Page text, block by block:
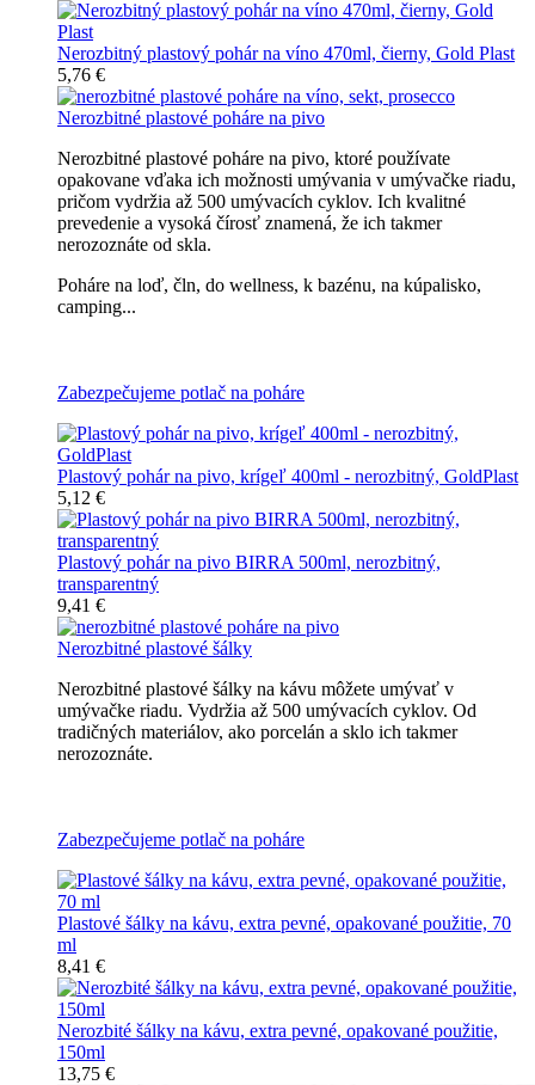
Nerozbitný plastový pohár na víno 470ml, čierny, Gold Plast
5,76 €
Nerozbitné plastové poháre na pivo
Nerozbitné plastové poháre na pivo, ktoré používate
opakovane vďaka ich možnosti umývania v umývačke riadu,
pričom vydržia až 500 umývacích cyklov. Ich kvalitné
prevedenie a vysoká čírosť znamená, že ich takmer
nerozoznáte od skla.
Poháre na loď, čln, do wellness, k bazénu, na kúpalisko,
camping...
Zabezpečujeme potlač na poháre
Plastový pohár na pivo, krígeľ 400ml - nerozbitný, GoldPlast
5,12 €
Plastový pohár na pivo BIRRA 500ml, nerozbitný,
transparentný
9,41 €
Nerozbitné plastové šálky
Nerozbitné plastové šálky na kávu môžete umývať v
umývačke riadu. Vydržia až 500 umývacích cyklov. Od
tradičných materiálov, ako porcelán a sklo ich takmer
nerozoznáte.
Zabezpečujeme potlač na poháre
Plastové šálky na kávu, extra pevné, opakované použitie, 70
ml
8,41 €
Nerozbité šálky na kávu, extra pevné, opakované použitie,
150ml
13,75 €